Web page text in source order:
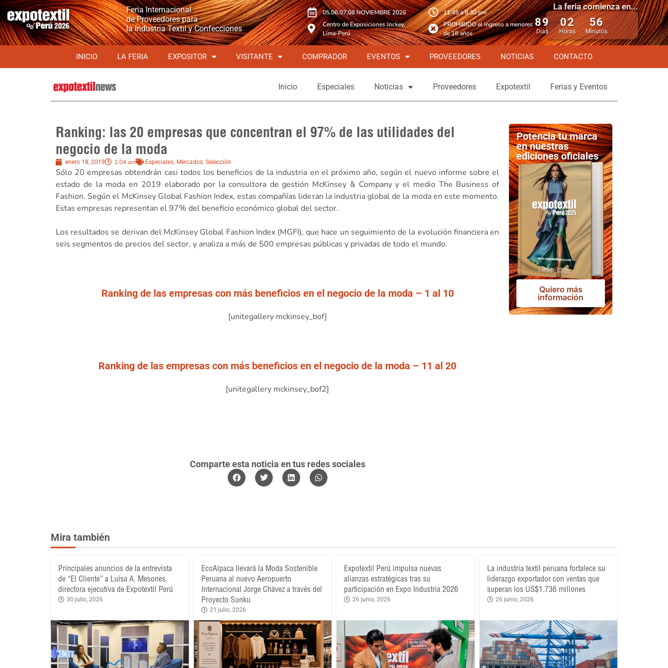
Feria Internacional
de Proveedores para
la Industria Textil y Confecciones
05,06,07,08 NOVIEMBRE 2026
Centro de Exposiciones Jockey,
Lima-Perú
11.45 a 8.30 pm
PROHIBIDO el ingreso a menores
de 18 años
La feria comienza en...
89
Días
02
Horas
56
Minutos
INICIO LA FERIA EXPOSITOR VISITANTE COMPRADOR EVENTOS PROVEEDORES NOTICIAS CONTACTO
Inicio Especiales Noticias Proveedores Expotextil Ferias y Eventos
Ranking: las 20 empresas que concentran el 97% de las utilidades del
negocio de la moda
enero 18, 2019 1:04 am Especiales, Mercados, Selección
Sólo 20 empresas obtendrán casi todos los beneficios de la industria en el próximo año, según el nuevo informe sobre el
estado de la moda en 2019 elaborado por la consultora de gestión McKinsey & Company y el medio The Business of
Fashion. Según el McKinsey Global Fashion Index, estas compañías lideran la industria global de la moda en este momento.
Estas empresas representan el 97% del beneficio económico global del sector.
Los resultados se derivan del McKinsey Global Fashion Index (MGFI), que hace un seguimiento de la evolución financiera en
seis segmentos de precios del sector, y analiza a más de 500 empresas públicas y privadas de todo el mundo.
Ranking de las empresas con más beneficios en el negocio de la moda – 1 al 10
[unitegallery mckinsey_bof]
Ranking de las empresas con más beneficios en el negocio de la moda – 11 al 20
[unitegallery mckinsey_bof2]
Comparte esta noticia en tus redes sociales
Potencia tu marca
en nuestras
ediciones oficiales
Quiero más
información
Mira también
Principales anuncios de la entrevista
de “El Cliente” a Luisa A. Mesones,
directora ejecutiva de Expotextil Perú
30 julio, 2026
EcoAlpaca llevará la Moda Sostenible
Peruana al nuevo Aeropuerto
Internacional Jorge Chávez a través del
Proyecto Sunku
21 julio, 2026
Expotextil Perú impulsa nuevas
alianzas estratégicas tras su
participación en Expo Industria 2026
26 junio, 2026
La industria textil peruana fortalece su
liderazgo exportador con ventas que
superan los US$1.736 millones
26 junio, 2026